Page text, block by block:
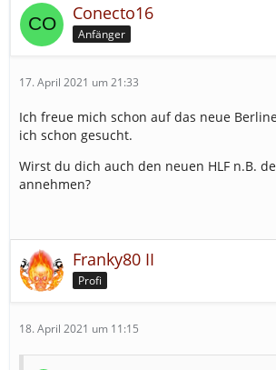
Conecto16
Anfänger
17. April 2021 um 21:33
Ich freue mich schon auf das neue
ich schon gesucht.
Wirst du dich auch den neuen HLF n.B.
annehmen?
Franky80 II
Profi
18. April 2021 um 11:15